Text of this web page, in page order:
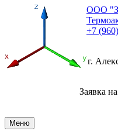
ООО
+7
г.
Заявка
Меню